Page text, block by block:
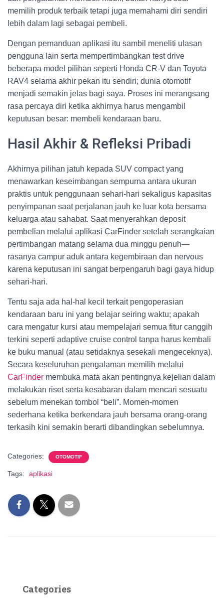
memilih produk terbaik tetapi juga memahami diri sendiri
lebih dalam lagi sebagai pembeli.
Dengan pemanduan aplikasi itu sambil meneliti ulasan
pengguna lain serta mempertimbangkan test drive
beberapa model pilihan seperti Honda CR-V dan Toyota
RAV4 selama akhir pekan itu sendiri; dunia otomotif
menjadi semakin jelas bagi saya. Proses ini merangsang
rasa percaya diri ketika akhirnya harus mengambil
keputusan besar: membeli kendaraan baru.
Hasil Akhir & Refleksi Pribadi
Akhirnya pilihan jatuh kepada SUV compact yang
menawarkan keseimbangan sempurna antara ukuran
praktis untuk penggunaan sehari-hari sekaligus kapasitas
penyimpanan saat perjalanan jauh ke luar kota bersama
keluarga atau sahabat. Saat menyerahkan deposit
pembelian melalui aplikasi CarFinder setelah serangkaian
pertimbangan matang selama dua minggu penuh—
rasanya campur aduk antara kegembiraan dan nervous
karena keputusan ini sangat berpengaruh bagi gaya hidup
sehari-hari.
Tentu saja ada hal-hal kecil terkait pengoperasian
kendaraan baru ini yang belajar seiring waktu; apakah
cara mengatur kursi atau mempelajari semua fitur canggih
terkini seperti adaptive cruise control tanpa harus kembali
ke buku manual (atau setidaknya sesekali mengeceknya).
Secara keseluruhan pengalaman memilih melalui
CarFinder membuka mata akan pentingnya kejelian dalam
melakukan riset serta kesabaran dalam mencari sesuatu
sebelum menekan tombol “beli”. Momen-momen
sederhana ketika berkendara jauh bersama orang-orang
terkasih kini semakin berarti dibandingkan sebelumnya.
Categories: OTOMOTIF
Tags: aplikasi
Categories